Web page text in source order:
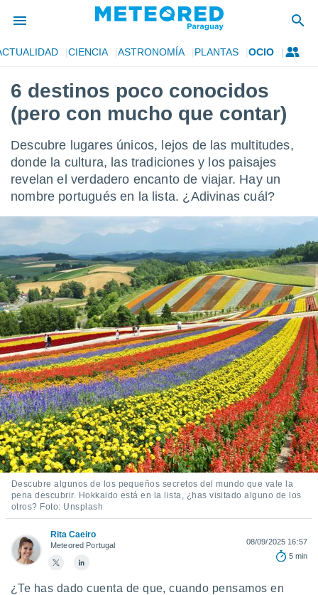
de
ha
por
para
que se
calidad.
a este
y
forma
digital
basada
permite
seguir
contenido
coste.
botón
a la
la
todas
ya sean
nuestros
en
ACEPTAR
Y
CONTINUAR
CONFIGURACIÓN
CIENCIA ASTRONOMÍA PLANTAS OCIO
6 destinos poco conocidos
(pero con mucho que contar)
Descubre lugares únicos, lejos de las multitudes,
donde la cultura, las tradiciones y los paisajes
revelan el verdadero encanto de viajar. Hay un
nombre portugués en la lista. ¿Adivinas cuál?
Descubre algunos de los pequeños secretos del mundo que vale la
pena descubrir. Hokkaido está en la lista, ¿has visitado alguno de los
otros? Foto: Unsplash
Rita Caeiro
Meteored Portugal
08/09/2025 16:57
5 min
¿Te has dado cuenta de que, cuando pensamos en